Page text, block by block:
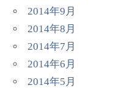
2014年9月
2014年8月
2014年7月
2014年6月
2014年5月